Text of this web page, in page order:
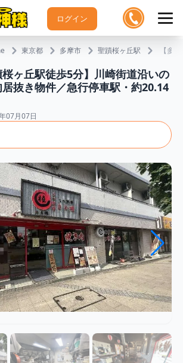
ログイン
東京都 多摩市 聖蹟桜ヶ丘駅 【多
桜ヶ丘駅徒歩5分】川崎街道沿いの
抜き物件／急行停車駅・約20.14
07月07日